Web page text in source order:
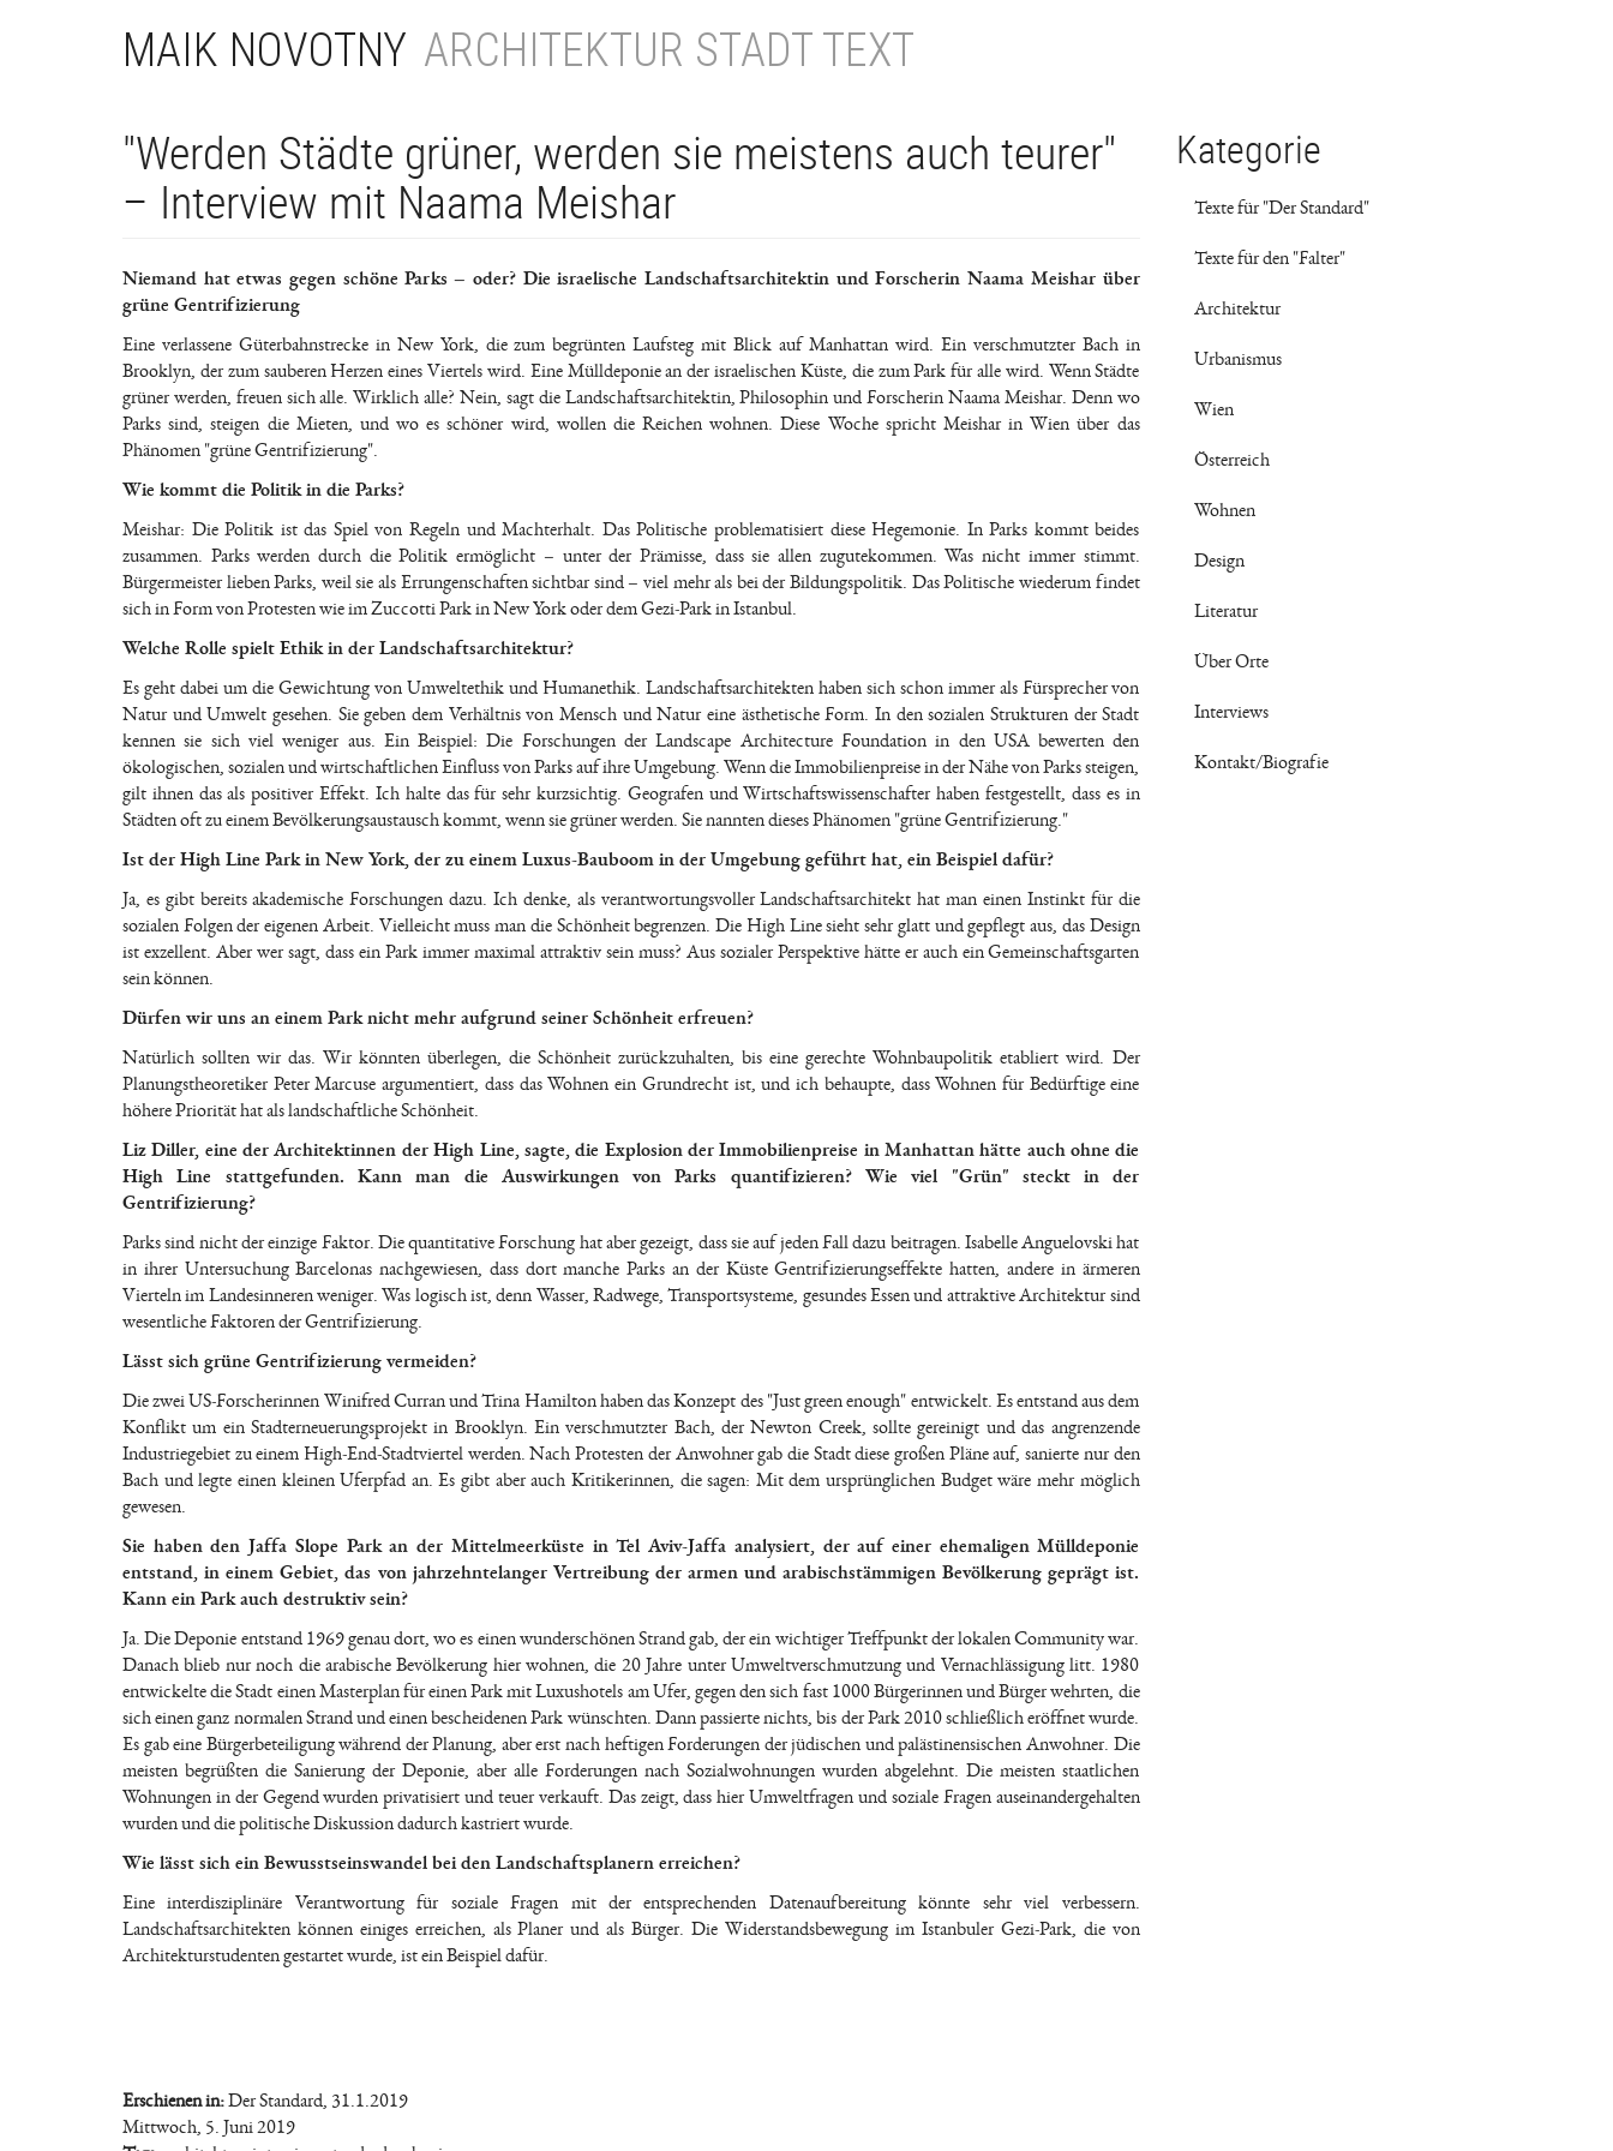
MAIK NOVOTNY ARCHITEKTUR STADT TEXT
"Werden Städte grüner, werden sie meistens auch teurer"
– Interview mit Naama Meishar
Niemand hat etwas gegen schöne Parks – oder? Die israelische Landschaftsarchitektin und Forscherin Naama Meishar über
grüne Gentrifizierung
Eine verlassene Güterbahnstrecke in New York, die zum begrünten Laufsteg mit Blick auf Manhattan wird. Ein verschmutzter Bach in
Brooklyn, der zum sauberen Herzen eines Viertels wird. Eine Mülldeponie an der israelischen Küste, die zum Park für alle wird. Wenn Städte
grüner werden, freuen sich alle. Wirklich alle? Nein, sagt die Landschaftsarchitektin, Philosophin und Forscherin Naama Meishar. Denn wo
Parks sind, steigen die Mieten, und wo es schöner wird, wollen die Reichen wohnen. Diese Woche spricht Meishar in Wien über das
Phänomen "grüne Gentrifizierung".
Wie kommt die Politik in die Parks?
Meishar: Die Politik ist das Spiel von Regeln und Machterhalt. Das Politische problematisiert diese Hegemonie. In Parks kommt beides
zusammen. Parks werden durch die Politik ermöglicht – unter der Prämisse, dass sie allen zugutekommen. Was nicht immer stimmt.
Bürgermeister lieben Parks, weil sie als Errungenschaften sichtbar sind – viel mehr als bei der Bildungspolitik. Das Politische wiederum findet
sich in Form von Protesten wie im Zuccotti Park in New York oder dem Gezi-Park in Istanbul.
Welche Rolle spielt Ethik in der Landschaftsarchitektur?
Es geht dabei um die Gewichtung von Umweltethik und Humanethik. Landschaftsarchitekten haben sich schon immer als Fürsprecher von
Natur und Umwelt gesehen. Sie geben dem Verhältnis von Mensch und Natur eine ästhetische Form. In den sozialen Strukturen der Stadt
kennen sie sich viel weniger aus. Ein Beispiel: Die Forschungen der Landscape Architecture Foundation in den USA bewerten den
ökologischen, sozialen und wirtschaftlichen Einfluss von Parks auf ihre Umgebung. Wenn die Immobilienpreise in der Nähe von Parks steigen,
gilt ihnen das als positiver Effekt. Ich halte das für sehr kurzsichtig. Geografen und Wirtschaftswissenschafter haben festgestellt, dass es in
Städten oft zu einem Bevölkerungsaustausch kommt, wenn sie grüner werden. Sie nannten dieses Phänomen "grüne Gentrifizierung."
Ist der High Line Park in New York, der zu einem Luxus-Bauboom in der Umgebung geführt hat, ein Beispiel dafür?
Ja, es gibt bereits akademische Forschungen dazu. Ich denke, als verantwortungsvoller Landschaftsarchitekt hat man einen Instinkt für die
sozialen Folgen der eigenen Arbeit. Vielleicht muss man die Schönheit begrenzen. Die High Line sieht sehr glatt und gepflegt aus, das Design
ist exzellent. Aber wer sagt, dass ein Park immer maximal attraktiv sein muss? Aus sozialer Perspektive hätte er auch ein Gemeinschaftsgarten
sein können.
Dürfen wir uns an einem Park nicht mehr aufgrund seiner Schönheit erfreuen?
Natürlich sollten wir das. Wir könnten überlegen, die Schönheit zurückzuhalten, bis eine gerechte Wohnbaupolitik etabliert wird. Der
Planungstheoretiker Peter Marcuse argumentiert, dass das Wohnen ein Grundrecht ist, und ich behaupte, dass Wohnen für Bedürftige eine
höhere Priorität hat als landschaftliche Schönheit.
Liz Diller, eine der Architektinnen der High Line, sagte, die Explosion der Immobilienpreise in Manhattan hätte auch ohne die
High Line stattgefunden. Kann man die Auswirkungen von Parks quantifizieren? Wie viel "Grün" steckt in der
Gentrifizierung?
Parks sind nicht der einzige Faktor. Die quantitative Forschung hat aber gezeigt, dass sie auf jeden Fall dazu beitragen. Isabelle Anguelovski hat
in ihrer Untersuchung Barcelonas nachgewiesen, dass dort manche Parks an der Küste Gentrifizierungseffekte hatten, andere in ärmeren
Vierteln im Landesinneren weniger. Was logisch ist, denn Wasser, Radwege, Transportsysteme, gesundes Essen und attraktive Architektur sind
wesentliche Faktoren der Gentrifizierung.
Lässt sich grüne Gentrifizierung vermeiden?
Die zwei US-Forscherinnen Winifred Curran und Trina Hamilton haben das Konzept des "Just green enough" entwickelt. Es entstand aus dem
Konflikt um ein Stadterneuerungsprojekt in Brooklyn. Ein verschmutzter Bach, der Newton Creek, sollte gereinigt und das angrenzende
Industriegebiet zu einem High-End-Stadtviertel werden. Nach Protesten der Anwohner gab die Stadt diese großen Pläne auf, sanierte nur den
Bach und legte einen kleinen Uferpfad an. Es gibt aber auch Kritikerinnen, die sagen: Mit dem ursprünglichen Budget wäre mehr möglich
gewesen.
Sie haben den Jaffa Slope Park an der Mittelmeerküste in Tel Aviv-Jaffa analysiert, der auf einer ehemaligen Mülldeponie
entstand, in einem Gebiet, das von jahrzehntelanger Vertreibung der armen und arabischstämmigen Bevölkerung geprägt ist.
Kann ein Park auch destruktiv sein?
Ja. Die Deponie entstand 1969 genau dort, wo es einen wunderschönen Strand gab, der ein wichtiger Treffpunkt der lokalen Community war.
Danach blieb nur noch die arabische Bevölkerung hier wohnen, die 20 Jahre unter Umweltverschmutzung und Vernachlässigung litt. 1980
entwickelte die Stadt einen Masterplan für einen Park mit Luxushotels am Ufer, gegen den sich fast 1000 Bürgerinnen und Bürger wehrten, die
sich einen ganz normalen Strand und einen bescheidenen Park wünschten. Dann passierte nichts, bis der Park 2010 schließlich eröffnet wurde.
Es gab eine Bürgerbeteiligung während der Planung, aber erst nach heftigen Forderungen der jüdischen und palästinensischen Anwohner. Die
meisten begrüßten die Sanierung der Deponie, aber alle Forderungen nach Sozialwohnungen wurden abgelehnt. Die meisten staatlichen
Wohnungen in der Gegend wurden privatisiert und teuer verkauft. Das zeigt, dass hier Umweltfragen und soziale Fragen auseinandergehalten
wurden und die politische Diskussion dadurch kastriert wurde.
Wie lässt sich ein Bewusstseinswandel bei den Landschaftsplanern erreichen?
Eine interdisziplinäre Verantwortung für soziale Fragen mit der entsprechenden Datenaufbereitung könnte sehr viel verbessern.
Landschaftsarchitekten können einiges erreichen, als Planer und als Bürger. Die Widerstandsbewegung im Istanbuler Gezi-Park, die von
Architekturstudenten gestartet wurde, ist ein Beispiel dafür.
Erschienen in:Der Standard, 31.1.2019
Mittwoch, 5. Juni 2019
Kategorie
Texte für "Der Standard"
Texte für den "Falter"
Architektur
Urbanismus
Wien
Österreich
Wohnen
Design
Literatur
Über Orte
Interviews
Kontakt/Biografie